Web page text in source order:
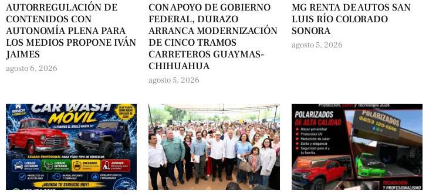
AUTORREGULACIÓN DE
CONTENIDOS CON
AUTONOMÍA PLENA PARA
LOS MEDIOS PROPONE IVÁN
JAIMES
agosto 6, 2026
CON APOYO DE GOBIERNO
FEDERAL, DURAZO
ARRANCA MODERNIZACIÓN
DE CINCO TRAMOS
CARRETEROS GUAYMAS-
CHIHUAHUA
agosto 5, 2026
MG RENTA DE AUTOS SAN
LUIS RÍO COLORADO
SONORA
agosto 5, 2026